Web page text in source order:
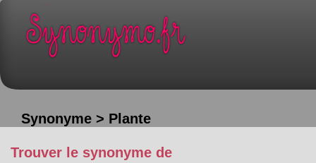
Synonyme > Plante
Trouver le synonyme de